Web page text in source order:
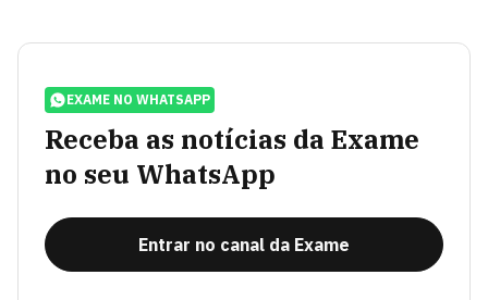
EXAME NO WHATSAPP
Receba as notícias da Exame
no seu WhatsApp
Entrar no canal da Exame